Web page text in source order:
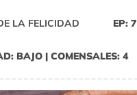
LA FELICIDAD EP: 7
BAJO | COMENSALES: 4